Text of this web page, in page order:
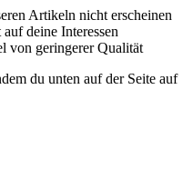
Artikeln nicht erscheinen
deine Interessen
von geringerer Qualität
du unten auf der Seite auf